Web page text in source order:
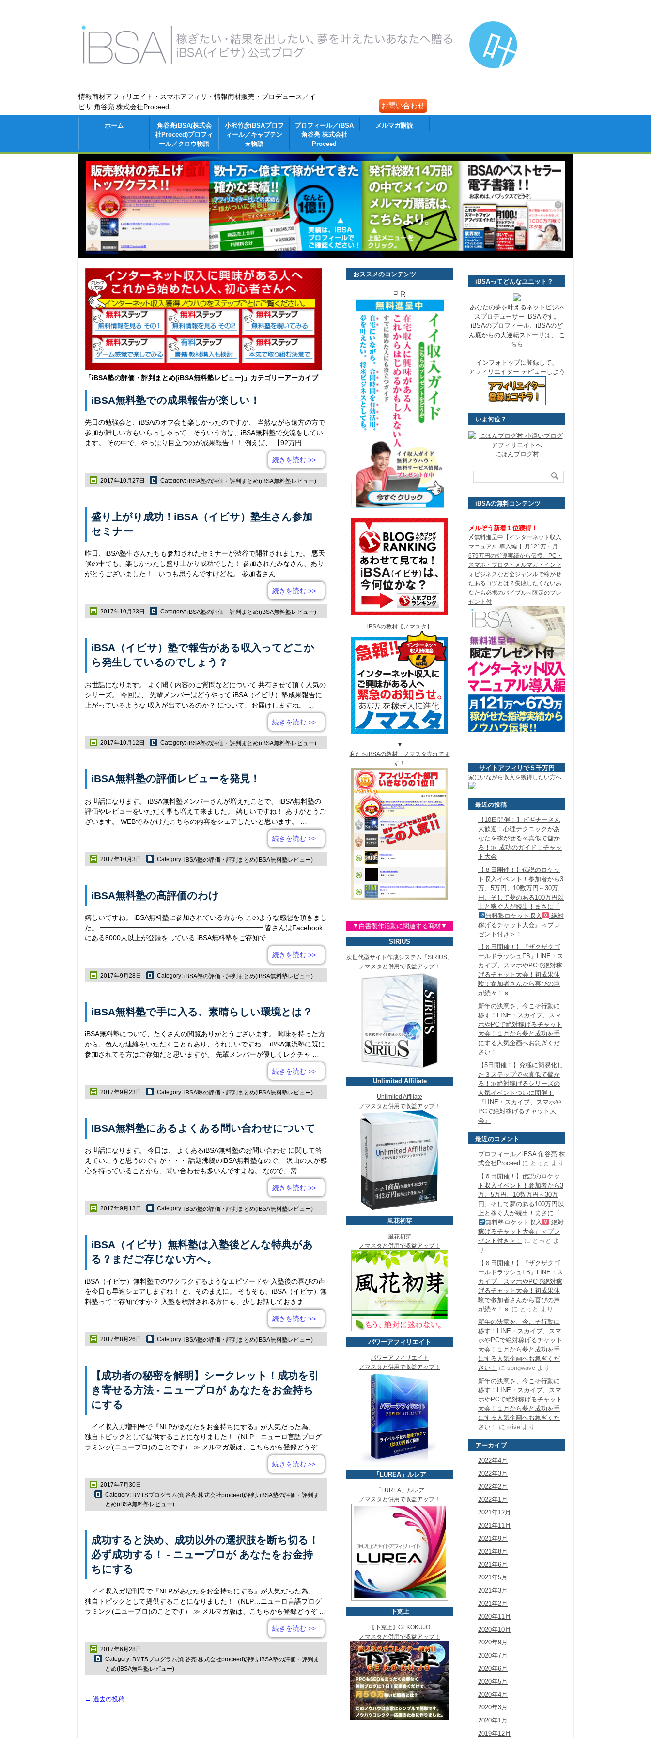
情報商材アフィリエイト・スマホアフィリ・情報商材販売・プロデュース／イ
ビサ 角谷亮 株式会社Proceed
お問い合わせ
ホーム
角谷亮iBSA(株式会
社Proceed)プロフィ
ール／クロウ物語
小沢竹彦iBSAプロフ
ィール／キャプテン
★物語
プロフィール／iBSA
角谷亮 株式会社
Proceed
メルマガ購読
「iBSA塾の評価・評判まとめ(iBSA無料塾レビュー) 」カテゴリーアーカイブ
iBSA無料塾での成果報告が楽しい！
先日の勉強会と、iBSAのオフ会も楽しかったのですが、 当然ながら遠方の方で
参加が難しい方もいらっしゃって、そういう方は、iBSA無料塾で交流をしてい
ます。 その中で、やっぱり目立つのが成果報告！！ 例えば、 【92万円 …
続きを読む >>
2017年10月27日 Category: iBSA塾の評価・評判まとめ(iBSA無料塾レビュー)
盛り上がり成功！iBSA（イビサ）塾生さん参加
セミナー
昨日、iBSA塾生さんたちも参加されたセミナーが渋谷で開催されました。 悪天
候の中でも、楽しかったし盛り上がり成功でした！ 参加されたみなさん、あり
がとうございました！ いつも思うんですけどね。 参加者さん …
続きを読む >>
2017年10月23日 Category: iBSA塾の評価・評判まとめ(iBSA無料塾レビュー)
iBSA（イビサ）塾で報告がある収入ってどこか
ら発生しているのでしょう？
お世話になります。 よく聞く内容のご質問などについて 共有させて頂く人気の
シリーズ。 今回は、 先輩メンバーはどうやって iBSA（イビサ）塾成果報告に
上がっているような 収入が出ているのか？ について、お届けしますね。 …
続きを読む >>
2017年10月12日 Category: iBSA塾の評価・評判まとめ(iBSA無料塾レビュー)
iBSA無料塾の評価レビューを発見！
お世話になります。 iBSA無料塾メンバーさんが増えたことで、 iBSA無料塾の
評価やレビューをいただく事も増えて来ました。 嬉しいですね！ ありがとうご
ざいます。 WEBでみかけたこちらの内容をシェアしたいと思います。 …
続きを読む >>
2017年10月3日 Category: iBSA塾の評価・評判まとめ(iBSA無料塾レビュー)
iBSA無料塾の高評価のわけ
嬉しいですね。 iBSA無料塾に参加されている方から このような感想を頂きまし
た。 ━━━━━━━━━━━━━━━━━━━━━━━━ 皆さんはFacebook
にある8000人以上が登録をしている iBSA無料塾をご存知で …
続きを読む >>
2017年9月28日 Category: iBSA塾の評価・評判まとめ(iBSA無料塾レビュー)
iBSA無料塾で手に入る、素晴らしい環境とは？
iBSA無料塾について、たくさんの閲覧ありがとうございます。 興味を持った方
から、色んな連絡をいただくこともあり、うれしいですね。 iBSA無流塾に既に
参加されてる方はご存知だと思いますが、 先輩メンバーが優しくレクチャ …
続きを読む >>
2017年9月23日 Category: iBSA塾の評価・評判まとめ(iBSA無料塾レビュー)
iBSA無料塾にあるよくある問い合わせについて
お世話になります。 今日は、 よくあるiBSA無料塾のお問い合わせ に関して答
えていこうと思うのですが・・・ 話題沸騰のiBSA無料塾なので、 沢山の人が感
心を持っていることから、問い合わせも多いんですよね。 なので、需 …
続きを読む >>
2017年9月13日 Category: iBSA塾の評価・評判まとめ(iBSA無料塾レビュー)
iBSA（イビサ）無料塾は入塾後どんな特典があ
る？まだご存じない方へ。
iBSA（イビサ）無料塾でのワクワクするようなエピソードや 入塾後の喜びの声
を今日も早速シェアしますね！ と、そのまえに。 そもそも、iBSA（イビサ）無
料塾ってご存知ですか？ 入塾を検討される方にも、少しお話しておきま …
続きを読む >>
2017年8月26日 Category: iBSA塾の評価・評判まとめ(iBSA無料塾レビュー)
【成功者の秘密を解明】シークレット！成功を引
き寄せる方法 ‐ ニュープロが あなたをお金持ち
にする
イイ収入ガ増刊号で『NLPがあなたをお金持ちにする』が人気だった為、
独自トピックとして提供することになりました！（NLP…ニューロ言語プログ
ラミング(ニュープロ)のことです） ≫ メルマガ版は、こちらから登録どうぞ …
続きを読む >>
2017年7月30日
Category: BMTSプログラム(角谷亮 株式会社proceed)評判 , iBSA塾の評価・評判ま
とめ(iBSA無料塾レビュー)
成功すると決め、成功以外の選択肢を断ち切る！
必ず成功する！ ‐ ニュープロが あなたをお金持
ちにする
イイ収入ガ増刊号で『NLPがあなたをお金持ちにする』が人気だった為、
独自トピックとして提供することになりました！（NLP…ニューロ言語プログ
ラミング(ニュープロ)のことです） ≫ メルマガ版は、こちらから登録どうぞ …
続きを読む >>
2017年6月28日
Category: BMTSプログラム(角谷亮 株式会社proceed)評判 , iBSA塾の評価・評判ま
とめ(iBSA無料塾レビュー)
← 過去の投稿
おススメのコンテンツ
iBSAの教材【ノマスタ】
▼
私たちiBSAの教材、ノマスタ売れてま
す！
▼白書製作活動に関連する商材▼
SIRIUS
次世代型サイト作成システム「SIRIUS」
ノマスタと併用で収益アップ！
Unlimited Affiliate
Unlimited Affiliate
ノマスタと併用で収益アップ！
風花初芽
風花初芽
ノマスタと併用で収益アップ！
パワーアフィリエイト
パワーアフィリエイト
ノマスタと併用で収益アップ！
「LUREA」ルレア
「LUREA」ルレア
ノマスタと併用で収益アップ！
下克上
【下克上】GEKOKUJO
ノマスタと併用で収益アップ！
iBSAってどんなユニット？
あなたの夢を叶えるネットビジネ
スプロデューサー iBSAです。
iBSAのプロフィール、iBSAのど
ん底からの大逆転ストーリは、
こ
ちら
インフォトップに登録して、
アフィリエイター デビューしよう
いま何位？
にほんブログ村
iBSAの無料コンテンツ
メルぞう新着１位獲得！
〆無料進呈中【インターネット収入
マニュアル-導入編-】月121万～月
679万円の指導実績から伝授。PC・
スマホ・ブログ・メルマガ・インフ
ォビジネスなど全ジャンルで稼がせ
たあるコツとは？失敗したくないあ
なたも必携のバイブル～限定のプレ
ゼント付
サイトアフィリで５千万円
家にいながら収入を獲得したい方へ
最近の投稿
【10日開催！】ビギナーさん
大歓迎！心理テクニックがあ
なたを稼がせる≪真似て儲か
る！≫ 成功のガイド：チャッ
ト大会
【６日開催！】伝説のロケッ
ト収入イベント！参加者から3
万、5万円、10数万円～30万
円、そして夢のある100万円以
上と稼ぐ人が続出！まさに『
無料塾ロケット収入
絶対
稼げるチャット大会』＜プレ
ゼント付き＞！
【６日開催！】『ザクザクゴ
ールドラッシュFB』LINE・ス
カイプ、スマホやPCで絶対稼
げるチャット大会！初成果体
験で参加者さんから喜びの声
が続々！ｓ
新年の決意を、今こそ行動に
移す！LINE・スカイプ、スマ
ホやPCで絶対稼げるチャット
大会！１月から夢と成功を手
にする人気企画へお急ぎくだ
さい！
【5日開催！】究極に簡易化し
た３ステップで≪真似て儲か
る！≫絶対稼げるシリーズの
人気イベントついに開催！
『LINE・スカイプ、スマホや
PCで絶対稼げるチャット大
会』
最近のコメント
プロフィール／iBSA 角谷亮 株
式会社Proceed に とっと より
【６日開催！】伝説のロケッ
ト収入イベント！参加者から3
万、5万円、10数万円～30万
円、そして夢のある100万円以
上と稼ぐ人が続出！まさに『
無料塾ロケット収入
絶対
稼げるチャット大会』＜プレ
ゼント付き＞！
に とっと よ
り
【６日開催！】『ザクザクゴ
ールドラッシュFB』LINE・ス
カイプ、スマホやPCで絶対稼
げるチャット大会！初成果体
験で参加者さんから喜びの声
が続々！ｓ に とっと より
新年の決意を、今こそ行動に
移す！LINE・スカイプ、スマ
ホやPCで絶対稼げるチャット
大会！１月から夢と成功を手
にする人気企画へお急ぎくだ
さい！
に songwave より
新年の決意を、今こそ行動に
移す！LINE・スカイプ、スマ
ホやPCで絶対稼げるチャット
大会！１月から夢と成功を手
にする人気企画へお急ぎくだ
さい！
に olive より
アーカイブ
2022年4月
2022年3月
2022年2月
2022年1月
2021年12月
2021年11月
2021年9月
2021年8月
2021年6月
2021年5月
2021年3月
2021年2月
2020年11月
2020年10月
2020年9月
2020年7月
2020年6月
2020年5月
2020年4月
2020年3月
2020年1月
2019年12月